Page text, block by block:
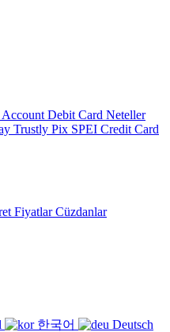
Debit Card Neteller
Trustly Pix SPEI Credit Card
FiyatlarCüzdanlar
한국어
Deutsch